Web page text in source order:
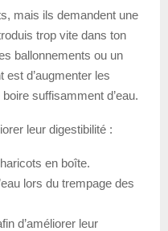
mais ils demandent une
trop vite dans ton
ballonnements ou un
est d’augmenter les
suffisamment d’eau.
leur digestibilité :
en boîte.
lors du trempage des
d’améliorer leur